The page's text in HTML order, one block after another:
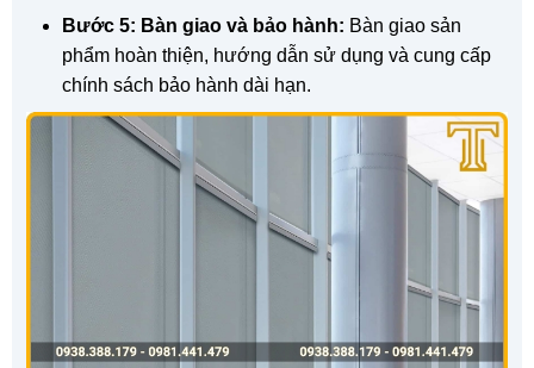
Bước 5: Bàn giao và bảo hành: Bàn giao sản
phẩm hoàn thiện, hướng dẫn sử dụng và cung cấp
chính sách bảo hành dài hạn.